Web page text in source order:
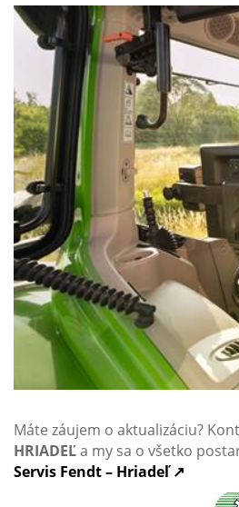
Máte záujem o aktualizáciu?
HRIADEĽa my sa o všetko
Servis Fendt – Hriadeľ ↗